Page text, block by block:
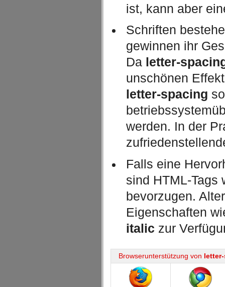
ist, kann aber
Schriften
gewinnen ihr
Da letter-
unschönen
letter-spacing
werden. In der
Falls eine
sind HTML-Tags
bevorzugen.
Eigenschaften
italic zur
Browserunterstützung von